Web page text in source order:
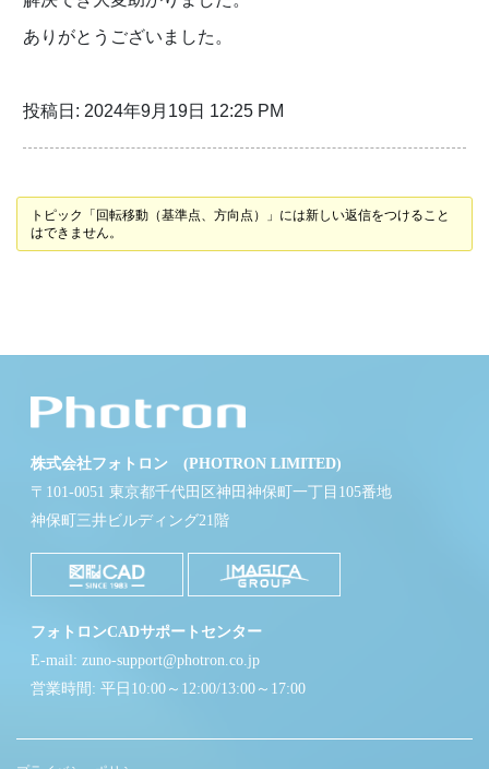
ありがとうございました。
投稿日: 2024年9月19日 12:25 PM
トピック「回転移動（基準点、方向点）」には新しい返信をつけること
はできません。
株式会社フォトロン (PHOTRON LIMITED)
〒101-0051 東京都千代田区神田神保町一丁目105番地
神保町三井ビルディング21階
フォトロンCADサポートセンター
E-mail: zuno-support@photron.co.jp
営業時間: 平日10:00～12:00/13:00～17:00